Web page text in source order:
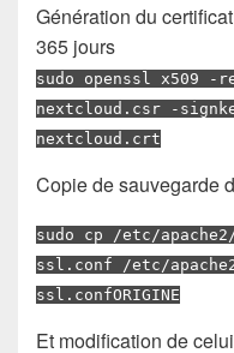
Génération du
365 jours
sudo openssl x509 -
nextcloud.csr -
nextcloud.crt
Copie de sauvegarde
sudo cp /etc/
ssl.conf /etc/
ssl.confORIGINE
Et modification de